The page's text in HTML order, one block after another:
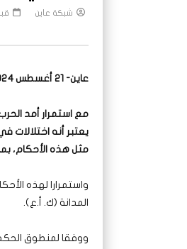
شبكة عاين
عاين- 21 أغسطس 2024
مع استمرار أمد
يعتبر أنه اختلالات
مثل هذه الأحكام،
واستمرارا لهذه
المدانة (ك. أ.ع).